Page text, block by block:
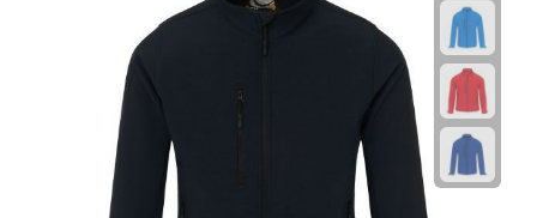
Champagneglazen
Cocktailglazen
Wijnglazen
Koffieglazen